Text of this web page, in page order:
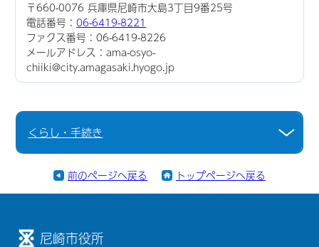
〒660-0076 兵庫県尼崎市大島3丁目9番25号
電話番号：06-6419-8221
ファクス番号：06-6419-8226
メールアドレス：ama-osyo-
chiiki@city.amagasaki.hyogo.jp
くらし・手続き
前のページへ戻る トップページへ戻る
尼崎市役所